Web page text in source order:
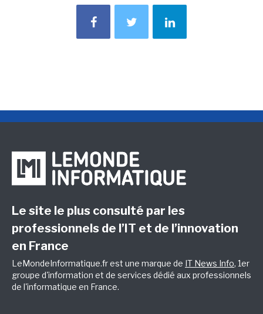
Le site le plus consulté par les
professionnels de l’IT et de l’innovation
en France
LeMondeInformatique.fr est une marque de IT News Info, 1er
groupe d'information et de services dédié aux professionnels
de l'informatique en France.